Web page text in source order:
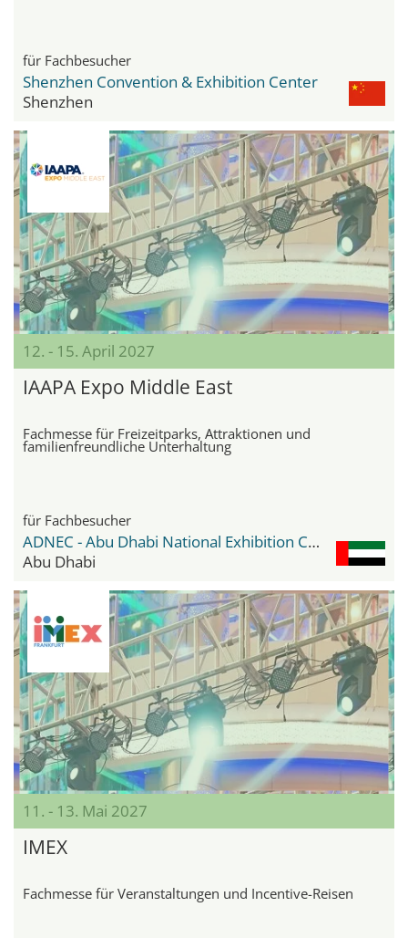
für Fachbesucher
Shenzhen Convention & Exhibition Center
Shenzhen
12. - 15. April 2027
IAAPA Expo Middle East
Fachmesse für Freizeitparks, Attraktionen und
familienfreundliche Unterhaltung
für Fachbesucher
ADNEC - Abu Dhabi National Exhibition Center
Abu Dhabi
11. - 13. Mai 2027
IMEX
Fachmesse für Veranstaltungen und Incentive-Reisen